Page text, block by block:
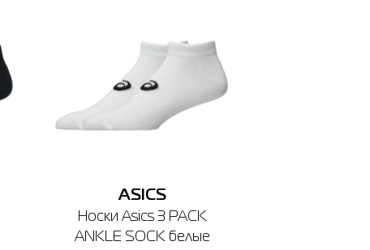
ASICS
Носки Asics 3 PACK
ANKLE SOCK белые